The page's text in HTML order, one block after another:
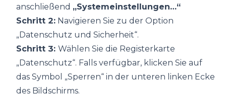
anschließend „Systemeinstellungen…“
Schritt 2: Navigieren Sie zu der Option
„Datenschutz und Sicherheit“.
Schritt 3: Wählen Sie die Registerkarte
„Datenschutz“. Falls verfügbar, klicken Sie auf
das Symbol „Sperren“ in der unteren linken Ecke
des Bildschirms.